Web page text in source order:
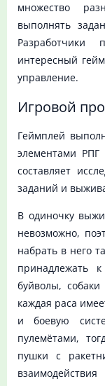
множество
выполнять
Разработчики
интересный
управление.
Игровой
Геймплей
элементами РПГ
составляет
заданий и
В одиночку
невозможно,
набрать в него
принадлежать
буйволы,
каждая раса
и боевую
пулемётами,
пушки с